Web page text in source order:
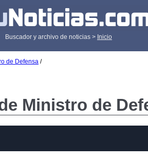
Buscador y archivo de noticias > Inicio
de Defensa /
Ministro de